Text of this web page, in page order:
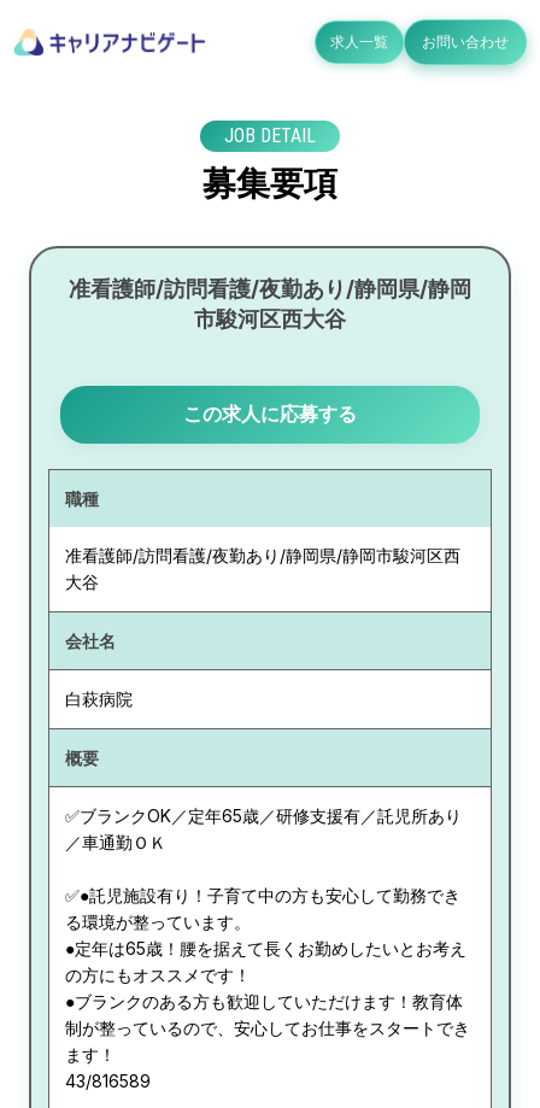
求人一覧 お問い合わせ
JOB DETAIL
募集要項
准看護師/訪問看護/夜勤あり/静岡県/静岡
市駿河区西大谷
この求人に応募する
職種
准看護師/訪問看護/夜勤あり/静岡県/静岡市駿河区西
大谷
会社名
白萩病院
概要
✅ブランクOK／定年65歳／研修支援有／託児所あり
／車通勤ＯＫ
✅●託児施設有り！子育て中の方も安心して勤務でき
る環境が整っています。
●定年は65歳！腰を据えて長くお勤めしたいとお考え
の方にもオススメです！
●ブランクのある方も歓迎していただけます！教育体
制が整っているので、安心してお仕事をスタートでき
ます！
43/816589